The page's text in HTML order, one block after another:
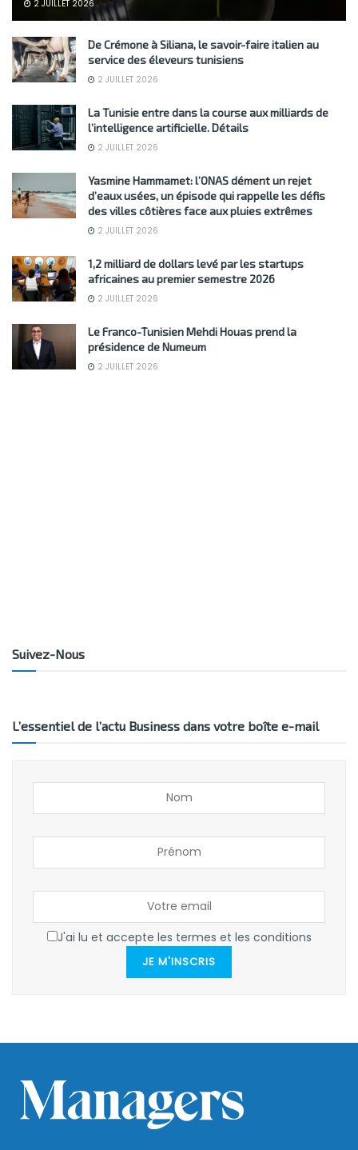
2 JUILLET 2026
De Crémone à Siliana, le savoir-faire italien au
service des éleveurs tunisiens
2 JUILLET 2026
La Tunisie entre dans la course aux milliards de
l’intelligence artificielle. Détails
2 JUILLET 2026
Yasmine Hammamet: l’ONAS dément un rejet
d’eaux usées, un épisode qui rappelle les défis
des villes côtières face aux pluies extrêmes
2 JUILLET 2026
1,2 milliard de dollars levé par les startups
africaines au premier semestre 2026
2 JUILLET 2026
Le Franco-Tunisien Mehdi Houas prend la
présidence de Numeum
2 JUILLET 2026
Suivez-Nous
L’essentiel de l’actu Business dans votre boîte e-mail
J'ai lu et accepte les termes et les conditions
JE M'INSCRIS